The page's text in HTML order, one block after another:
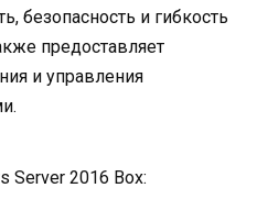
безопасность и гибкость
предоставляет
и управления
Server 2016 Box: